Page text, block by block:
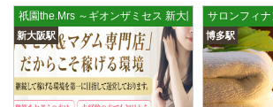
当店の募集は嘘偽り等なく、記載通りにしっかりお
ていただきます。 とても働きやすいお店作りを心
2025/03/29 [川崎駅]
LIVSPA (リブスパ) 川崎ルーム
当店の募集は嘘偽り等なく、記載通りにしっかりお
祇園the.Mrs ～ギオンザミセス 新大阪ルーム
新大阪駅
サロンフィ
博多駅